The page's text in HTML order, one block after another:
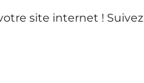
site internet ! Suivez